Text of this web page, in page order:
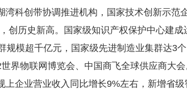
科创带协调推进机构，国家技术创新示范
创历史新高。国家级知识产权保护中心建成
模超千亿元，国家级先进制造业集群达3
界物联网博览会、中国商飞全球供应商大
企业营业收入同比增长9%左右，新增省